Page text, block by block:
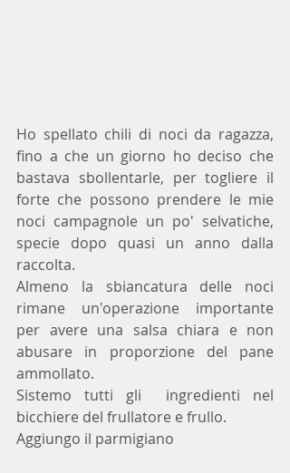
Ho spellato chili di noci da ragazza,
fino a che un giorno ho deciso che
bastava sbollentarle, per togliere il
forte che possono prendere le mie
noci campagnole un po' selvatiche,
specie dopo quasi un anno dalla
raccolta.
Almeno la sbiancatura delle noci
rimane un'operazione importante
per avere una salsa chiara e non
abusare in proporzione del pane
ammollato.
Sistemo tutti gli  ingredienti nel
bicchiere del frullatore e frullo.
Aggiungo il parmigiano